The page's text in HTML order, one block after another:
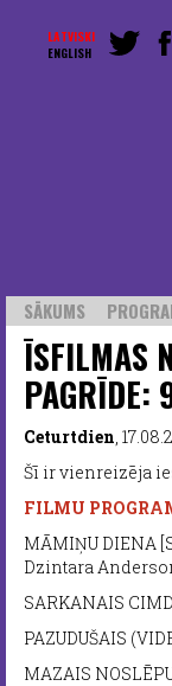
LATVISKI
ENGLISH
SĀKUMS
ĪSFILMAS
PAGRĪDE:
Ceturtdien,
Šī ir vienreizēja
FILMU
MĀMIŅU DIENA
Dzintara
SARKANAIS
PAZUDUŠAIS
MAZAIS